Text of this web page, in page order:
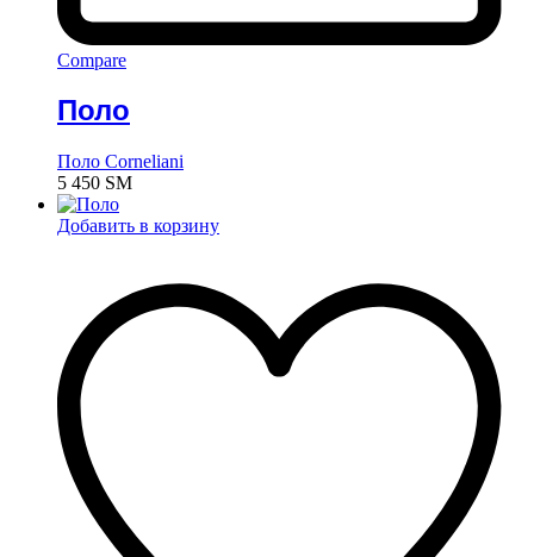
Compare
Поло
Поло Corneliani
5 450 ЅМ
Добавить в корзину